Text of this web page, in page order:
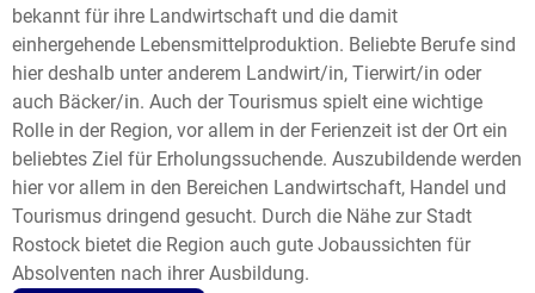
bekannt für ihre Landwirtschaft und die damit
einhergehende Lebensmittelproduktion. Beliebte Berufe sind
hier deshalb unter anderem Landwirt/in, Tierwirt/in oder
auch Bäcker/in. Auch der Tourismus spielt eine wichtige
Rolle in der Region, vor allem in der Ferienzeit ist der Ort ein
beliebtes Ziel für Erholungssuchende. Auszubildende werden
hier vor allem in den Bereichen Landwirtschaft, Handel und
Tourismus dringend gesucht. Durch die Nähe zur Stadt
Rostock bietet die Region auch gute Jobaussichten für
Absolventen nach ihrer Ausbildung.